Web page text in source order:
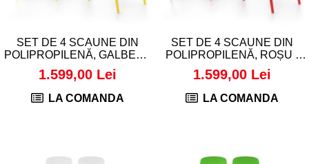
SET DE 4 SCAUNE DIN
POLIPROPILENĂ, GALBEN -
AMANDA
1.599,00 Lei
LA COMANDA
SET DE 4 SCAUNE DIN
POLIPROPILENĂ, ROȘU -
AMANDA
1.599,00 Lei
LA COMANDA